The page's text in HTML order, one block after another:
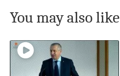
You may also like